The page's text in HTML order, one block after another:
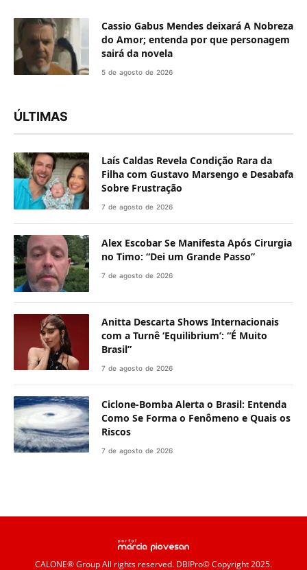
Cassio Gabus Mendes deixará A Nobreza
do Amor; entenda por que personagem
sairá da novela
5 de agosto de 2026
ÚLTIMAS
Laís Caldas Revela Condição Rara da
Filha com Gustavo Marsengo e Desabafa
Sobre Frustração
7 de agosto de 2026
Alex Escobar Se Manifesta Após Cirurgia
no Timo: “Dei um Grande Passo”
7 de agosto de 2026
Anitta Descarta Shows Internacionais
com a Turnê ‘Equilibrium’: “É Muito
Brasil”
7 de agosto de 2026
Ciclone-Bomba Alerta o Brasil: Entenda
Como Se Forma o Fenômeno e Quais os
Riscos
7 de agosto de 2026
CALONE® GroupAll rights reserved. DBIPro© Copyright 2025.